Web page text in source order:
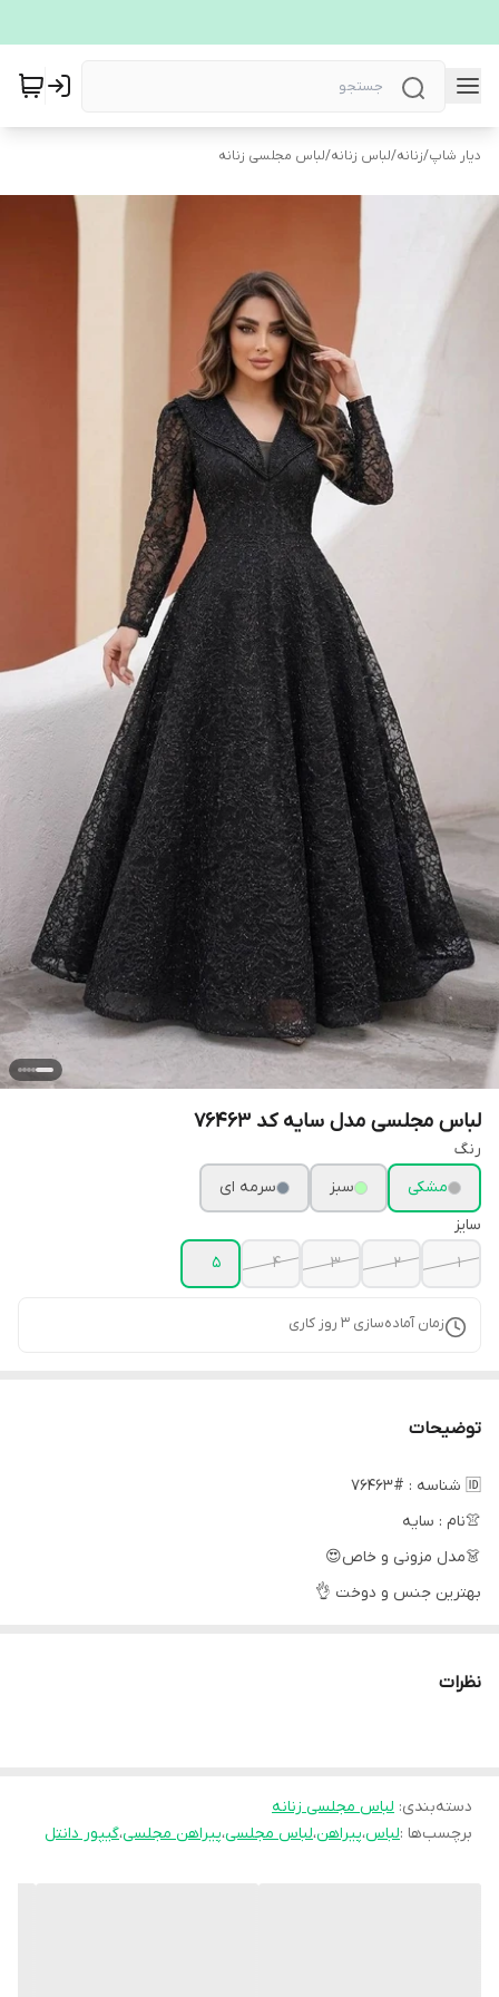
دیار شاپ/زنانه/لباس زنانه/لباس مجلسی زنانه
لباس مجلسی مدل سایه کد 76463
رنگ
مشکی
سبز
سرمه ای
سایز
1
2
3
4
5
زمان آماده‌سازی 3 روز کاری
توضیحات
🆔 شناسه : #76463
👚نام : سایه
👗مدل مزونی و خاص😍
بهترین جنس و دوخت 👌
🌹سایزبندی 40 تا 52
🧵جنس : گیپور دانتل و سنگدوزی
🖌 رنگ بندی : مشکی - سبز - سورمه ای -
نظرات
دسته‌بندی: لباس مجلسی زنانه
برچسب‌ها :لباس،پیراهن،لباس مجلسی،پیراهن مجلسی،گیپور دانتل